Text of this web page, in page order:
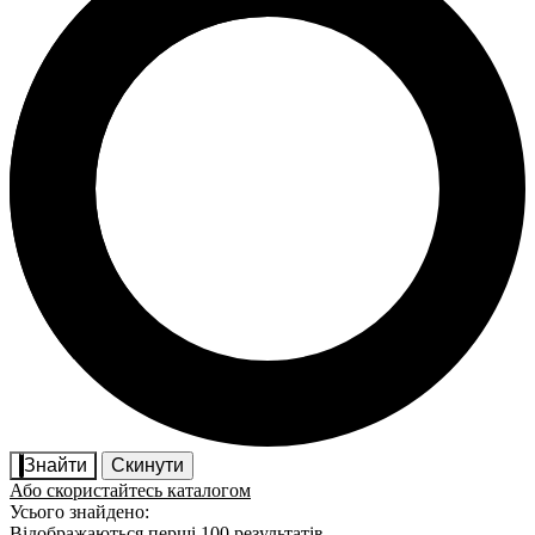
Знайти
Скинути
Або скористайтесь каталогом
Усього знайдено: